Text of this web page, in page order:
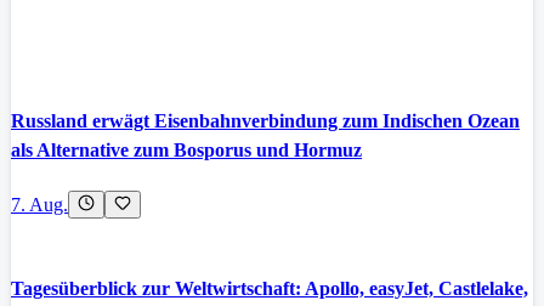
Russland erwägt Eisenbahnverbindung zum Indischen Ozean
als Alternative zum Bosporus und Hormuz
7. Aug.
Tagesüberblick zur Weltwirtschaft: Apollo, easyJet, Castlelake,